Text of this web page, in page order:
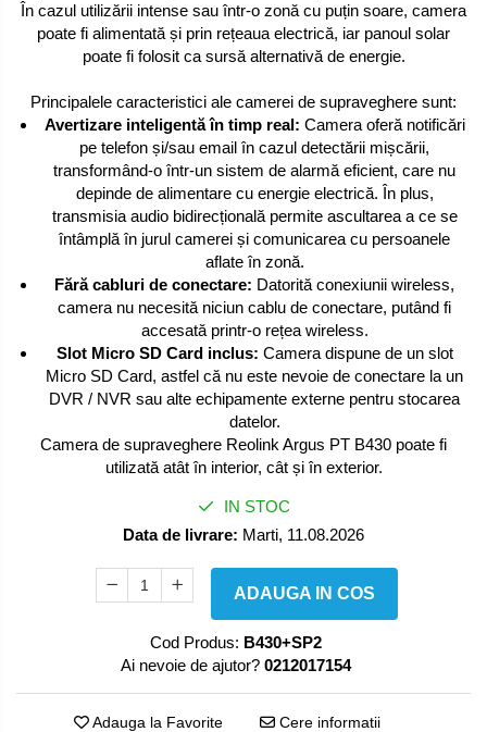
În cazul utilizării intense sau într-o zonă cu puțin soare, camera
poate fi alimentată și prin rețeaua electrică, iar panoul solar
poate fi folosit ca sursă alternativă de energie.
Principalele caracteristici ale camerei de supraveghere sunt:
Avertizare inteligentă în timp real: Camera oferă notificări
pe telefon și/sau email în cazul detectării mișcării,
transformând-o într-un sistem de alarmă eficient, care nu
depinde de alimentare cu energie electrică. În plus,
transmisia audio bidirecțională permite ascultarea a ce se
întâmplă în jurul camerei și comunicarea cu persoanele
aflate în zonă.
Fără cabluri de conectare: Datorită conexiunii wireless,
camera nu necesită niciun cablu de conectare, putând fi
accesată printr-o rețea wireless.
Slot Micro SD Card inclus: Camera dispune de un slot
Micro SD Card, astfel că nu este nevoie de conectare la un
DVR / NVR sau alte echipamente externe pentru stocarea
datelor.
Camera de supraveghere Reolink Argus PT B430 poate fi
utilizată atât în interior, cât și în exterior.
IN STOC
Data de livrare: Marti, 11.08.2026
ADAUGA IN COS
Cod Produs: B430+SP2
Ai nevoie de ajutor? 0212017154
Adauga la Favorite Cere informatii